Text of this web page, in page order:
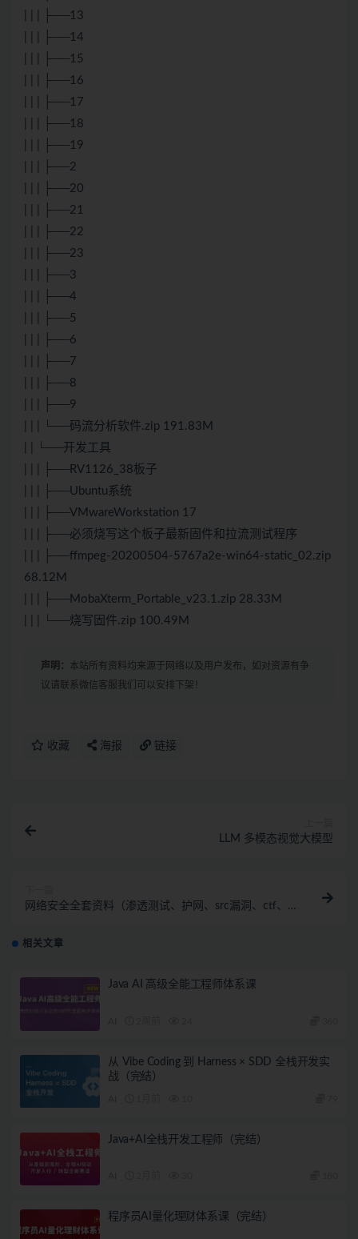
| | | ├──13
| | | ├──14
| | | ├──15
| | | ├──16
| | | ├──17
| | | ├──18
| | | ├──19
| | | ├──2
| | | ├──20
| | | ├──21
| | | ├──22
| | | ├──23
| | | ├──3
| | | ├──4
| | | ├──5
| | | ├──6
| | | ├──7
| | | ├──8
| | | ├──9
| | | └──码流分析软件.zip 191.83M
| | └──开发工具
| | | ├──RV1126_38板子
| | | ├──Ubuntu系统
| | | ├──VMwareWorkstation 17
| | | ├──必须烧写这个板子最新固件和拉流测试程序
| | | ├──ffmpeg-20200504-5767a2e-win64-static_02.zip
68.12M
| | | ├──MobaXterm_Portable_v23.1.zip 28.33M
| | | └──烧写固件.zip 100.49M
声明： 本站所有资料均来源于网络以及用户发布，如对资源有争
议请联系微信客服我们可以安排下架！
收藏 海报 链接
LLM 多模态视觉大模型
网络安全全套资料（渗透测试、护网、src漏洞、ctf、
相关文章
Java AI 高级全能工程师体系课
从 Vibe Coding 到 Harness × SDD 全栈开发实
战（完结）
Java+AI全栈开发工程师（完结）
程序员AI量化理财体系课（完结）